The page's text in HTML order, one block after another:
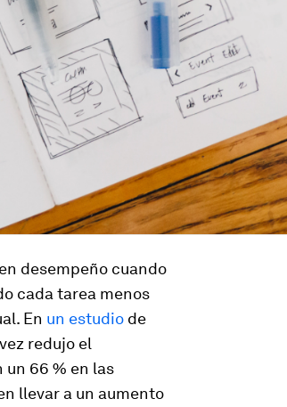
desempeño cuando
cada tarea menos
En un estudio de
redujo el
un 66 % en las
llevar a un aumento